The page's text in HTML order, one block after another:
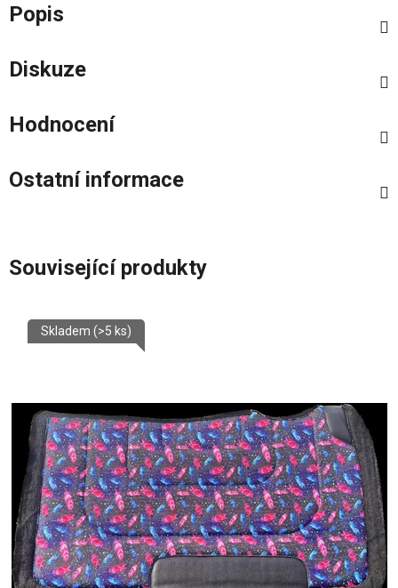
Popis
Diskuze
Hodnocení
Ostatní informace
Související produkty
Skladem (>5 ks)